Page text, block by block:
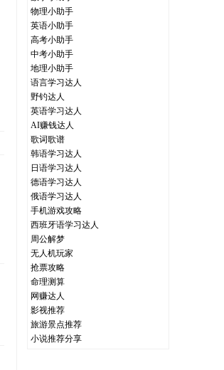
物理小助手
英语小助手
高考小助手
中考小助手
地理小助手
语言学习达人
野钓达人
英语学习达人
AI赚钱达人
歌词歌谱
韩语学习达人
日语学习达人
德语学习达人
俄语学习达人
手机游戏攻略
西班牙语学习达人
周公解梦
无人机玩家
抢票攻略
命理测算
网赚达人
影视推荐
旅游景点推荐
小说推荐分享